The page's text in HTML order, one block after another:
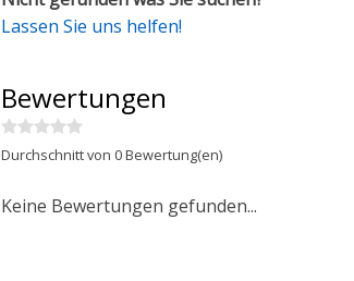
Lassen Sie uns helfen!
Bewertungen
Durchschnitt von 0 Bewertung(en)
Keine Bewertungen gefunden...